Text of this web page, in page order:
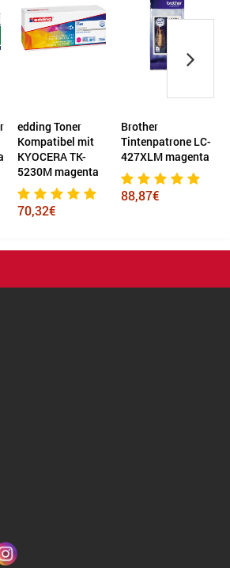
edding Toner
Kompatibel mit
KYOCERA TK-
5230M magenta
70,32€
Brother
Tintenpatrone LC-
427XLM magenta
88,87€